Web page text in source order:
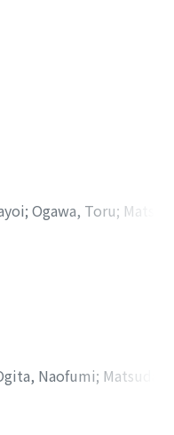
; Ogawa, Toru; Matsuda,
Naofumi; Matsuda,